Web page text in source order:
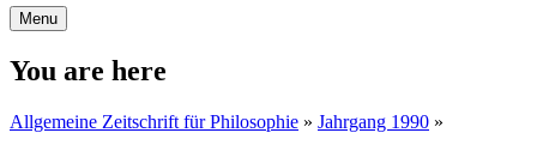
Menu
You are here
Allgemeine Zeitschrift für Philosophie » Jahrgang 1990 »